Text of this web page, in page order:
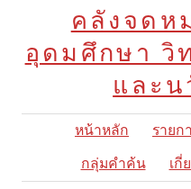
คลังจดห
อุดมศึกษา วิ
และน
หน้าหลัก รายก
กลุ่มคำค้น
เกี่